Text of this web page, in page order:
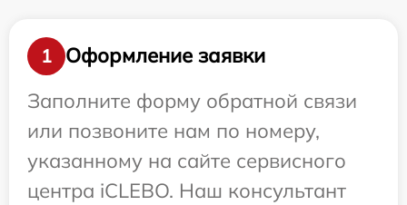
1
Оформление заявки
Заполните форму обратной связи
или позвоните нам по номеру,
указанному на сайте сервисного
центра iCLEBO. Наш консультант